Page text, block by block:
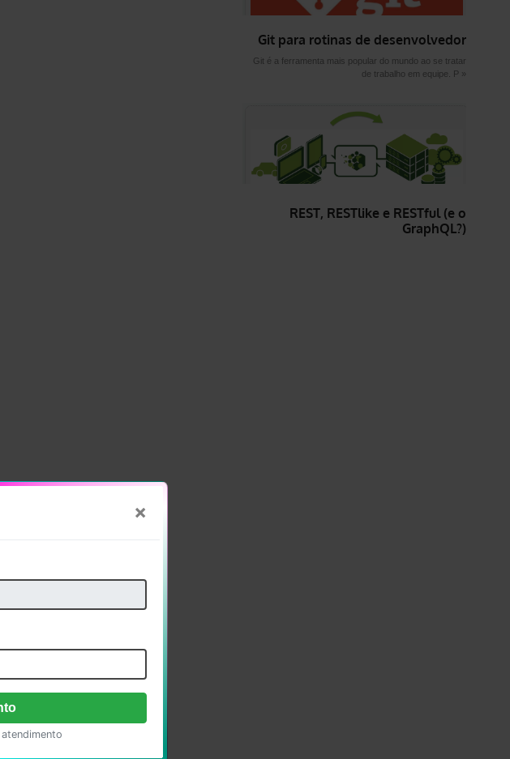
Git para rotinas de desenvolvedor
Git é a ferramenta mais popular do mundo ao se tratar
de trabalho em equipe. P »
REST, RESTlike e RESTful (e o
GraphQL?)
×